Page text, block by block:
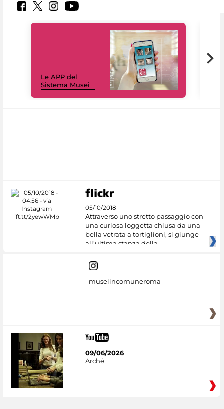
Le APP del
Sistema Musei
05/10/2018
Attraverso uno stretto passaggio con
una curiosa loggetta chiusa da una
bella vetrata a tortiglioni, si giunge
all'ultima stanza della
museiincomuneroma
09/06/2026
Arché